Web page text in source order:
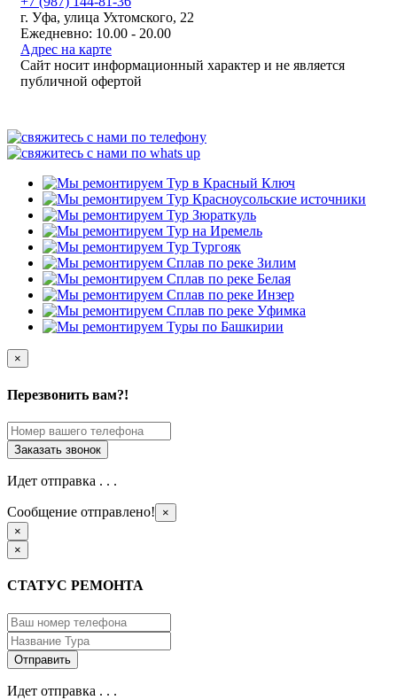
г. Уфа, улица Ухтомского, 22
Ежедневно: 10.00 - 20.00
Адрес на карте
Сайт носит информационный характер и не является
публичной офертой
×
Перезвонить вам?!
Идет отправка . . .
Сообщение отправлено!
×
×
×
СТАТУС РЕМОНТА
Идет отправка . . .